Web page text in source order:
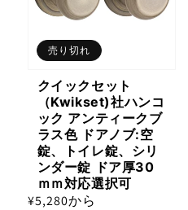
売り切れ
クイックセット
（Kwikset)社ハンコ
ック アンティークブ
ラス色 ドアノブ:空
錠、トイレ錠、シリ
ンダー錠 ドア厚30
ｍｍ対応選択可
通
¥5,280から